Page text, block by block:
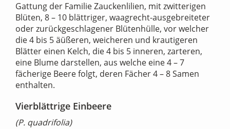
Gattung der Familie Zauckenlilien, mit zwitterigen
Blüten, 8 – 10 blättriger, waagrecht-ausgebreiteter
oder zurückgeschlagener Blütenhülle, vor welcher
die 4 bis 5 äüßeren, weicheren und krautigeren
Blätter einen Kelch, die 4 bis 5 inneren, zarteren,
eine Blume darstellen, aus welche eine 4 – 7
fächerige Beere folgt, deren Fächer 4 – 8 Samen
enthalten.
Vierblättrige Einbeere
(P. quadrifolia)